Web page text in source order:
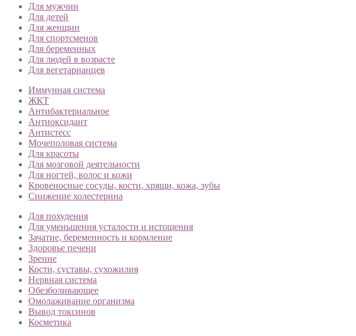
Для мужчин
Для детей
Для женщин
Для спортсменов
Для беременных
Для людей в возрасте
Для вегетарианцев
Иммунная система
ЖКТ
Антибактериальное
Антиоксидант
Антистесс
Мочеполовая система
Для красоты
Для мозговой деятельности
Для ногтей, волос и кожи
Кровеносные сосуды, кости, хрящи, кожа, зубы
Снижение холестерина
Для похудения
Для уменьшения усталости и истощения
Зачатие, беременность и кормление
Здоровье печени
Зрение
Кости, суставы, сухожилия
Нервная система
Обезболивающее
Омолаживание организма
Вывод токсинов
Косметика